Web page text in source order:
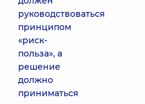
руководствоваться
принципом
«риск-
польза», а
решение
должно
приниматься